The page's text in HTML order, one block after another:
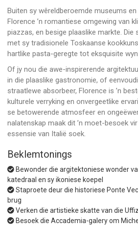
Buiten sy wêreldberoemde museums
Florence ’n romantiese omgewing van
piazzas, en besige plaaslike markte. Die
met sy tradisionele Toskaanse
hartlike pasta-geregte tot eksquisite
Of jy nou die awe-inspirerende
in die plaaslike gastronomie, of
straatlewe absorbeer, Florence is ’n
kulturele verryking en onvergeetlike
se betowerende atmosfeer en
nalatenskap maak dit ’n moet-besoek
essensie van Italië soek.
Beklemtonings
Bewonder die argitektoniese wonder
katedraal en sy ikoniese koepel
Staproete deur die historiese Ponte
brug
Verken die artistieke skatte van die
Besoek die Accademia-galery om